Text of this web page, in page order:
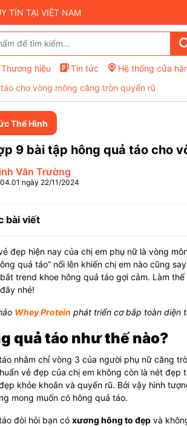
TÍN TẠI VIỆT NAM
Thương hiệu Tin tức Hệ thống cửa
cho vòng mông căng tròn quyến rũ
Thể Hình
9 bài tập hông quả táo cho
Văn Trường
ngày 22/11/2024
bài viết
đẹp hiện nay của chị em phụ nữ là vòng
quả táo” nổi lên khiến chị em nào cũng
trend khoe hông quả táo gợi cảm. Làm thế
nhé!
Whey Protein phát triển cơ bắp toàn diện
quả táo như thế nào?
nhằm chỉ vòng 3 của người phụ nữ căng
vẻ đẹp của chị em không còn là nét
khỏe khoắn và quyến rũ. Bởi vậy hình
mong muốn có hông quả táo.
đòi hỏi bạn có xương hông to đẹpvà